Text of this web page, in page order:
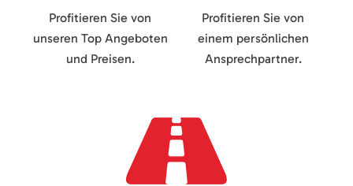
Profitieren Sie von
unseren Top Angeboten
und Preisen.
Profitieren Sie von
einem persönlichen
Ansprechpartner.